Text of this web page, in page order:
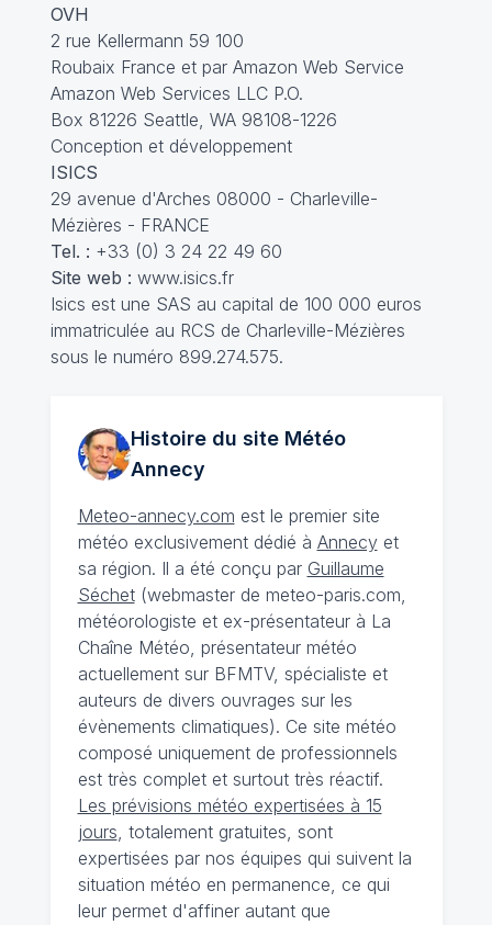
OVH
2 rue Kellermann 59 100
Roubaix France et par Amazon Web Service
Amazon Web Services LLC P.O.
Box 81226 Seattle, WA 98108-1226
Conception et développement
ISICS
29 avenue d'Arches 08000 - Charleville-
Mézières - FRANCE
Tel. : +33 (0) 3 24 22 49 60
Site web : www.isics.fr
Isics est une SAS au capital de 100 000 euros
immatriculée au RCS de Charleville-Mézières
sous le numéro 899.274.575.
Histoire du site Météo
Annecy
Meteo-annecy.com est le premier site
météo exclusivement dédié à Annecyet
sa région. Il a été conçu par Guillaume
Séchet(webmaster de meteo-paris.com,
météorologiste et ex-présentateur à La
Chaîne Météo, présentateur météo
actuellement sur BFMTV, spécialiste et
auteurs de divers ouvrages sur les
évènements climatiques). Ce site météo
composé uniquement de professionnels
est très complet et surtout très réactif.
Les prévisions météo expertisées à 15
jours, totalement gratuites, sont
expertisées par nos équipes qui suivent la
situation météo en permanence, ce qui
leur permet d'affiner autant que